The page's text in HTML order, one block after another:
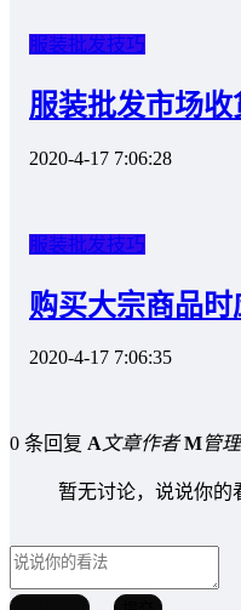
服装批发技巧
服装批发市场收
2020-4-17 7:06:28
服装批发技巧
购买大宗商品
2020-4-17 7:06:35
0 条回复 A文章作者 M管
暂无讨论，说说你的